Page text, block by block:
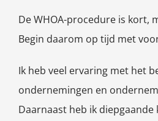
De WHOA-procedure is kort,
Begin daarom op tijd met
Ik heb veel ervaring met het
ondernemingen en
Daarnaast heb ik diepgaande